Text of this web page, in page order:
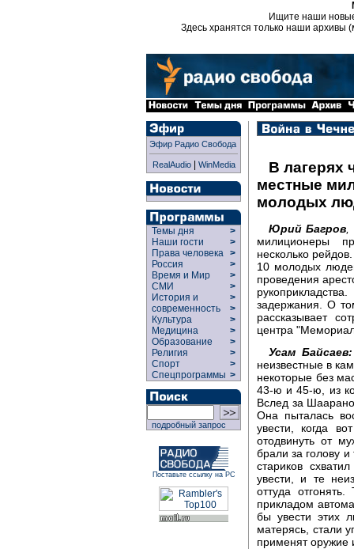
Ищите наши
Здесь хранятся только наши архивы
Эфир Радио Свобода
RealAudio| WinMedia
Темы дня
>
Наши гости
>
Права человека >
Россия
>
Время и Мир
>
СМИ
>
История и
современность
>
>
Культура
>
Медицина
>
Образование
>
Религия
>
Спорт
>
Спецпрограммы >
подробный запрос
Поставьте ссылку на РС
В лагерях
местные
молодых
Юрий Багров
милиционеры
несколько
10 молодых
проведения
задержания. О
рассказывает
центра
Усам Байсаев:
неизвестные в
некоторые без
43-ю и 45-ю, из
Вслед за
Она пыталась
увести, когда
отодвинуть от
брали за голову
стариков
увести, и те
оттуда
прикладом
бы увести этих
матерясь, стали
применят оружие